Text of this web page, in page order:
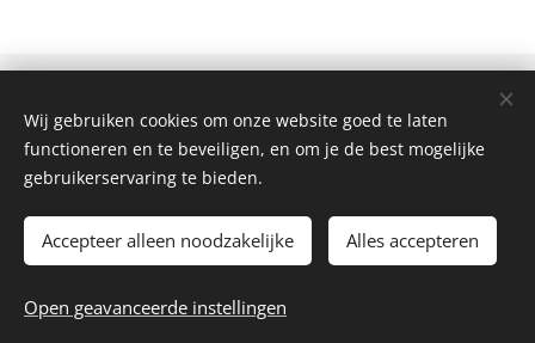
0769.592.159
contactgegevens: Privé-praktijk - Meldertsebaan 150, 3560
Lummen
©2026 Alle rechten voorbehouden | Eliane Vanlangenaeker
Cookies
Wij gebruiken cookies om onze website goed te laten
functioneren en te beveiligen, en om je de best mogelijke
gebruikerservaring te bieden.
Accepteer alleen noodzakelijke Alles accepteren
Open geavanceerde instellingen